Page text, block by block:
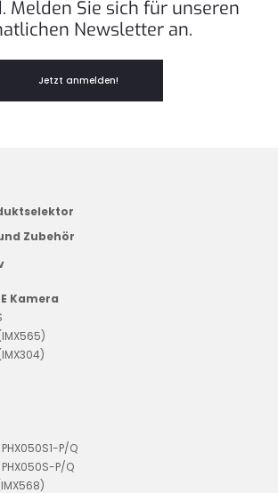
Melden Sie sich für unseren
Newsletter an.
Jetzt anmelden!
Zubehör
Kamera
P/Q
P/Q